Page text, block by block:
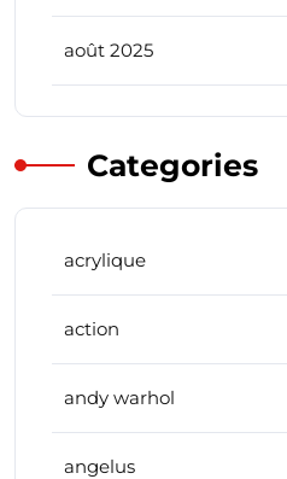
août 2025
Categories
acrylique
action
andy warhol
angelus